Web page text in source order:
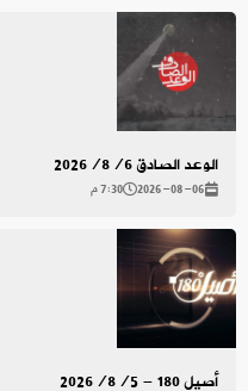
الوعد الصادق 2026/8/6
2026-08-06 7:30 م
أصيل 180 - 2026/8/5